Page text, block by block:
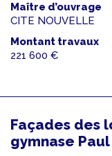
Maître d’ouvrage
CITE NOUVELLE
Montant travaux
221 600 €
Façades des
gymnase